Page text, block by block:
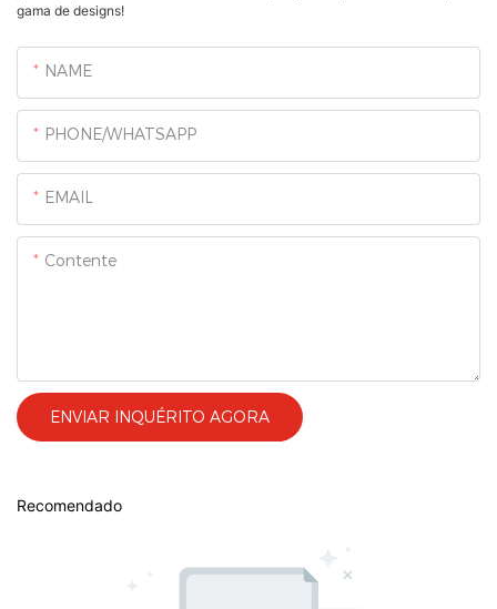
gama de designs!
NAME
PHONE/WHATSAPP
EMAIL
Contente
ENVIAR INQUÉRITO AGORA
Recomendado